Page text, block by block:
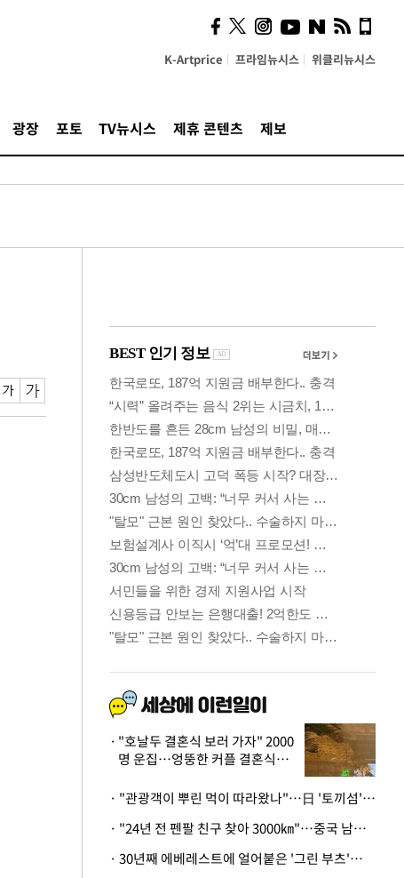
K-Artprice 프라임뉴시스 위클리뉴시스
광장 포토 TV뉴시스 제휴 콘텐츠 제보
사이 해답 찾았죠"…알을
깨고 나온 '초자아'
"호날두 결혼식 보러 가자" 2000
명 운집…엉뚱한 커플 결혼식에
· "관광객이 뿌린 먹이 따라왔나"…日 '토끼섬' 멧돼지, 토끼까지 사냥
· "24년 전 펜팔 친구 찾아 3000㎞"…중국 남성 사연에 '뭉클'
· 30년째 에베레스트에 얼어붙은 '그린 부츠'…드디어 가족 품으로